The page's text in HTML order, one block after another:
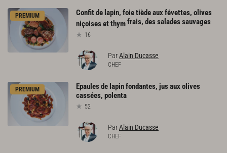
PREMIUM
Confit de lapin, foie tiède aux févettes, olives
niçoises et thymfrais, des salades sauvages
16
ParAlain Ducasse
CHEF
PREMIUM Epaulesde lapinfondantes, jusauxolives
cassées, polenta
52
ParAlain Ducasse
CHEF